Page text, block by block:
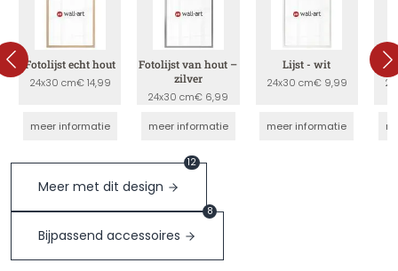
Fotolijst echt hout
24x30 cm€ 14,99
meer informatie
Fotolijst van hout –
zilver
24x30 cm€ 6,99
meer informatie
Lijst - wit
24x30 cm€ 9,99
meer informatie
Meer met dit design
12
Bijpassend accessoires
8